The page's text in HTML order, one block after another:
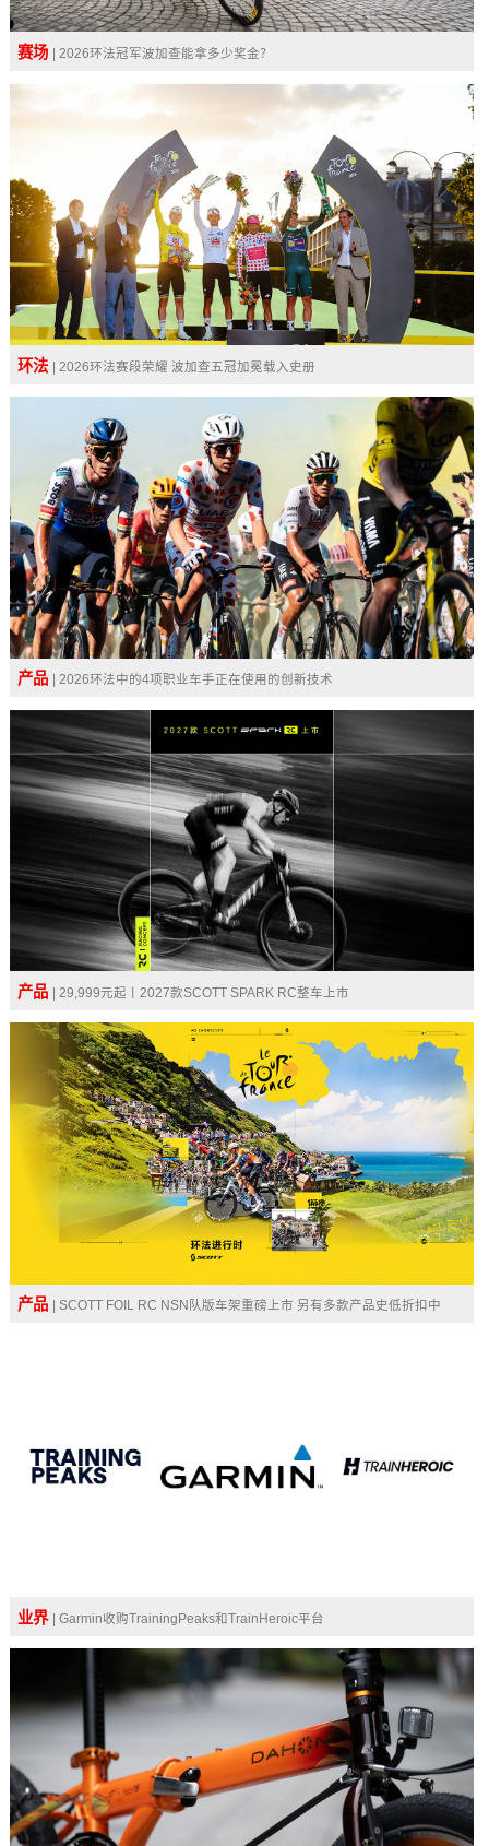
赛场 | 2026环法冠军波加查能拿多少奖金？
环法 | 2026环法赛段荣耀 波加查五冠加冕载入史册
产品 | 2026环法中的4项职业车手正在使用的创新技术
产品 | 29,999元起丨2027款SCOTT SPARK RC整车上市
产品 | SCOTT FOIL RC NSN队版车架重磅上市 另有多款产品史低折扣中
业界 | Garmin收购TrainingPeaks和TrainHeroic平台